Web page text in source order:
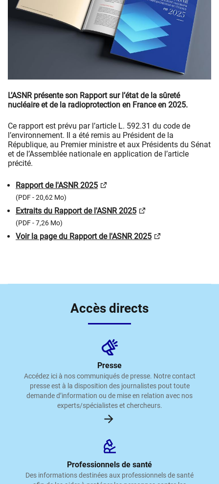
L’ASNR présente son Rapport sur l’état de la sûreté
nucléaire et de la radioprotection en France en 2025.
Ce rapport est prévu par l’article L. 592.31 du code de
l’environnement. Il a été remis au Président de la
République, au Premier ministre et aux Présidents du Sénat
et de l’Assemblée nationale en application de l’article
précité.
Rapport de l'ASNR 2025
(PDF - 20,62 Mo)
Extraits du Rapport de l'ASNR 2025
(PDF - 7,26 Mo)
Voir la page du Rapport de l'ASNR 2025
Accès directs
Presse
Accédez ici à nos communiqués de presse. Notre contact
presse est à la disposition des journalistes pout toute
demande d’information ou de mise en relation avec nos
experts/spécialistes et chercheurs.
Professionnels de santé
Des informations destinées aux professionnels de santé